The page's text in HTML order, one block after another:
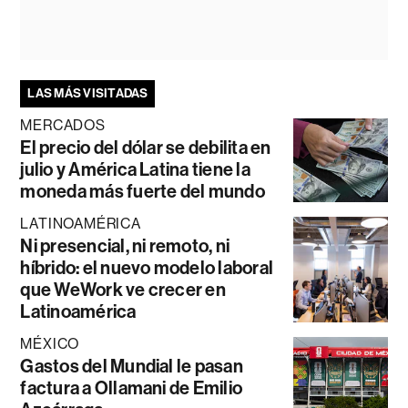
LAS MÁS VISITADAS
MERCADOS
El precio del dólar se debilita en
julio y América Latina tiene la
moneda más fuerte del mundo
LATINOAMÉRICA
Ni presencial, ni remoto, ni
híbrido: el nuevo modelo laboral
que WeWork ve crecer en
Latinoamérica
MÉXICO
Gastos del Mundial le pasan
factura a Ollamani de Emilio